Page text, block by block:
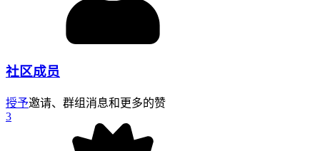
社区成员
授予邀请、群组消息和更多的赞
3